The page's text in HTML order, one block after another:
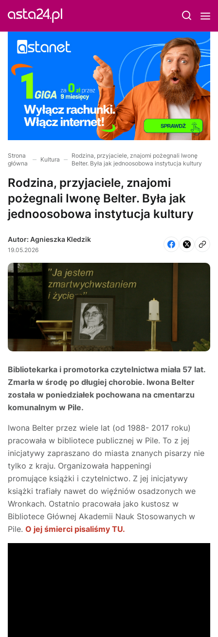
Strona
główna
Kultura
Rodzina, przyjaciele, znajomi pożegnali Iwonę
Belter. Była jak jednoosobowa instytucja kultury
Rodzina, przyjaciele, znajomi
pożegnali Iwonę Belter. Była jak
jednoosobowa instytucja kultury
Autor: Agnieszka Kledzik
19.05.2026
Bibliotekarka i promotorka czytelnictwa miała 57 lat.
Zmarła w środę po długiej chorobie. Iwona Belter
została w poniedziałek pochowana na cmentarzu
komunalnym w Pile.
Iwona Belter przez wiele lat (od 1988- 2017 roku)
pracowała w bibliotece publicznej w Pile. To z jej
inicjatywy zapraszano do miasta znanych pisarzy nie
tylko z kraju. Organizowała happeningi
promujące książki i czytelnictwo. Z jej inicjatywy
książki trafiały nawet do więźniów osadzonych we
Wronkach. Ostatnio pracowała jako kustosz w
Bibliotece Głównej Akademii Nauk Stosowanych w
Pile. O jej śmierci pisaliśmy TU.